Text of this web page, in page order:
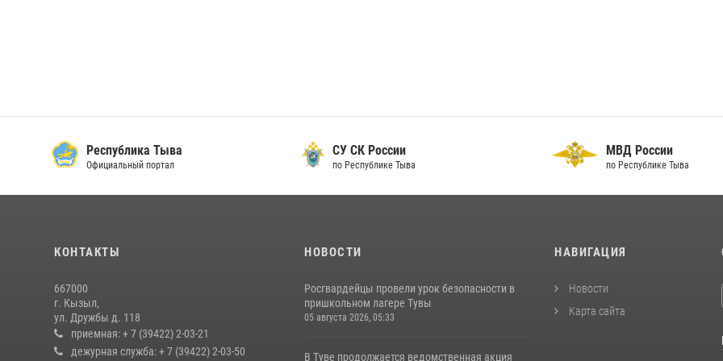
Республика Тыва
Официальный портал
СУ СК России
по Республике Тыва
МВД России
по Республике Тыва
КОНТАКТЫ
667000
г. Кызыл,
ул. Дружбы д. 118
приемная: + 7 (39422) 2-03-21
дежурная служба: + 7 (39422) 2-03-50
НОВОСТИ
Росгвардейцы провели урок безопасности в
пришкольном лагере Тувы
05 августа 2026, 05:33
В Туве продолжается ведомственная акция
НАВИГАЦИЯ
Новости
Карта сайта